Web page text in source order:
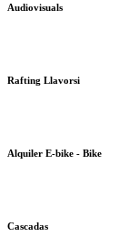
Audiovisuals
Rafting Llavorsi
Alquiler E-bike - Bike
Cascadas